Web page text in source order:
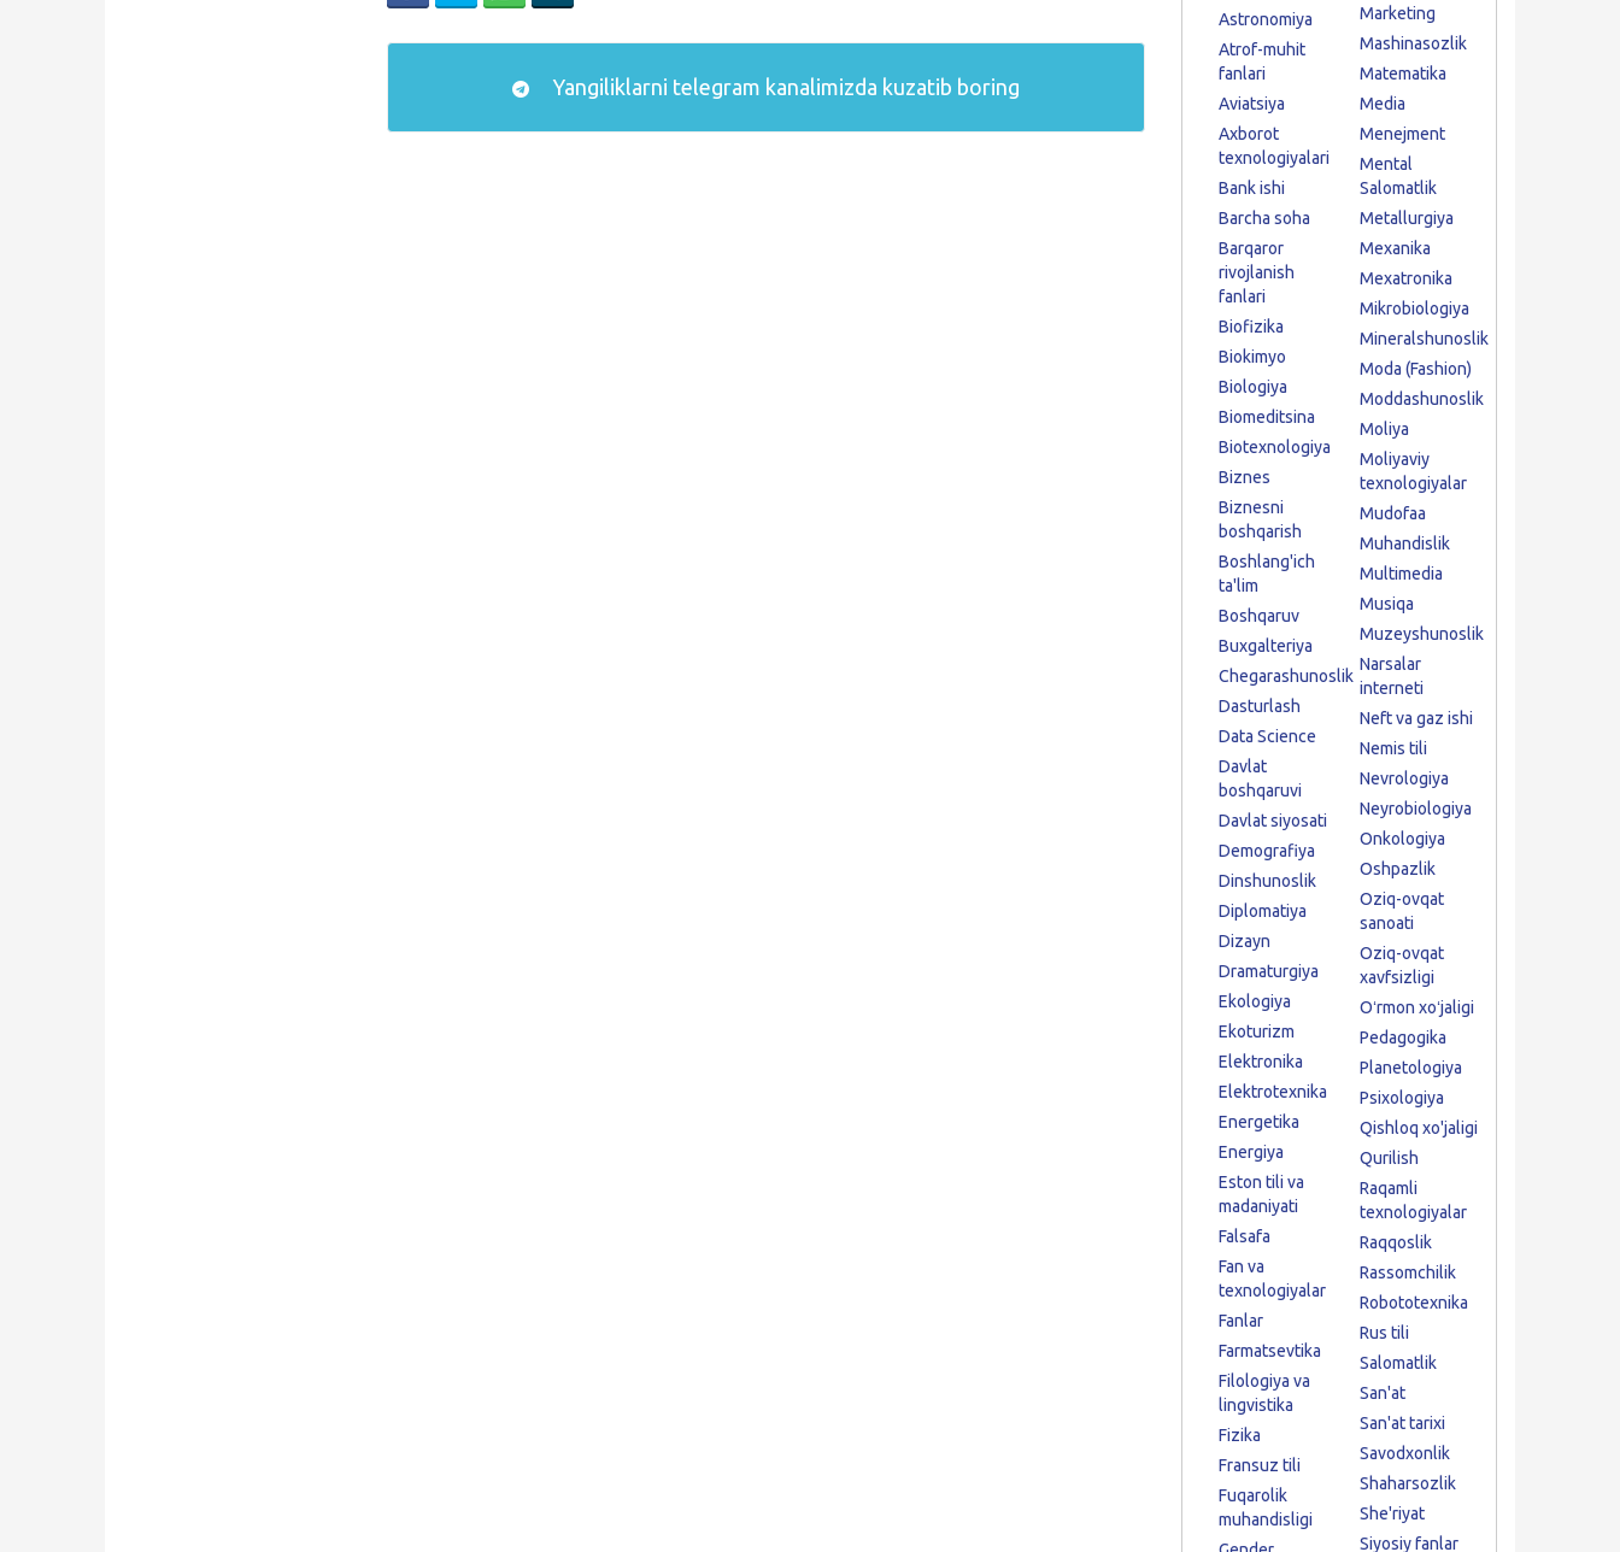
Yangiliklarni telegram kanalimizda kuzatib boring
Astronomiya
Atrof-muhit
fanlari
Aviatsiya
Axborot
texnologiyalari
Bank ishi
Barcha soha
Barqaror
rivojlanish
fanlari
Biofizika
Biokimyo
Biologiya
Biomeditsina
Biotexnologiya
Biznes
Biznesni
boshqarish
Boshlang'ich
ta'lim
Boshqaruv
Buxgalteriya
Chegarashunoslik
Dasturlash
Data Science
Davlat
boshqaruvi
Davlat siyosati
Demografiya
Dinshunoslik
Diplomatiya
Dizayn
Dramaturgiya
Ekologiya
Ekoturizm
Elektronika
Elektrotexnika
Energetika
Energiya
Eston tili va
madaniyati
Falsafa
Fan va
texnologiyalar
Fanlar
Farmatsevtika
Filologiya va
lingvistika
Fizika
Fransuz tili
Fuqarolik
muhandisligi
Marketing
Mashinasozlik
Matematika
Media
Menejment
Mental
Salomatlik
Metallurgiya
Mexanika
Mexatronika
Mikrobiologiya
Mineralshunoslik
Moda (Fashion)
Moddashunoslik
Moliya
Moliyaviy
texnologiyalar
Mudofaa
Muhandislik
Multimedia
Musiqa
Muzeyshunoslik
Narsalar
interneti
Neft va gaz ishi
Nemis tili
Nevrologiya
Neyrobiologiya
Onkologiya
Oshpazlik
Oziq-ovqat
sanoati
Oziq-ovqat
xavfsizligi
Oʻrmon xoʻjaligi
Pedagogika
Planetologiya
Psixologiya
Qishloq xo'jaligi
Qurilish
Raqamli
texnologiyalar
Raqqoslik
Rassomchilik
Robototexnika
Rus tili
Salomatlik
San'at
San'at tarixi
Savodxonlik
Shaharsozlik
She'riyat
Siyosiy fanlar